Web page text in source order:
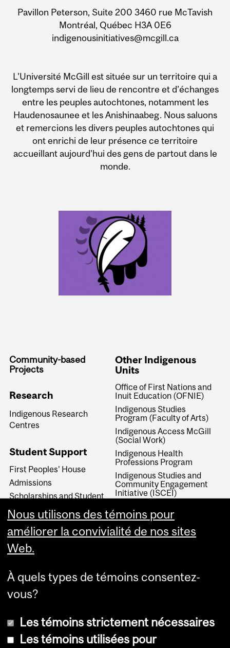
Pavillon Peterson, Suite 200 3460 rue McTavish
Montréal, Québec H3A 0E6
indigenousinitiatives@mcgill.ca
L’Université McGill est située sur un territoire qui a
longtemps servi de lieu de rencontre et d’échanges
entre les peuples autochtones, notamment les
Haudenosaunee et les Anishinaabeg. Nous saluons
et remercions les divers peuples autochtones qui
ont enrichi de leur présence ce territoire
accueillant aujourd’hui des gens de partout dans le
monde.
Community-based
Projects
Research
Indigenous Research
Centres
Student Support
First Peoples' House
Admissions
Scholarships and Student
Other Indigenous
Units
Office of First Nations and
Inuit Education (OFNIE)
Indigenous Studies
Program (Faculty of Arts)
Indigenous Access McGill
(Social Work)
Indigenous Health
Professions Program
Indigenous Studies and
Community Engagement
Initiative (ISCEI)
Initiative (School of
Continuing Studies)
Nous utilisons des témoins pour
améliorer la convivialité de nos sites
Web.
À quels types de témoins consentez-
vous?
Les témoins strictement nécessaires
Les témoins utilisées pour